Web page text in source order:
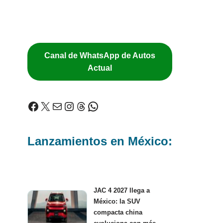
Canal de WhatsApp de Autos
Actual
Lanzamientos en México:
JAC 4 2027 llega a
México: la SUV
compacta china